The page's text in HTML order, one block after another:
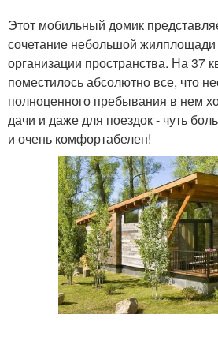
Этот мобильный домик
сочетание небольшой
организации пространства. На 37
поместилось абсолютно все, что
полноценного пребывания в нем
дачи и даже для поездок - чуть
и очень комфортабелен!